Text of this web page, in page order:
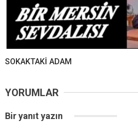
SOKAKTAKİ ADAM
YORUMLAR
Bir yanıt yazın